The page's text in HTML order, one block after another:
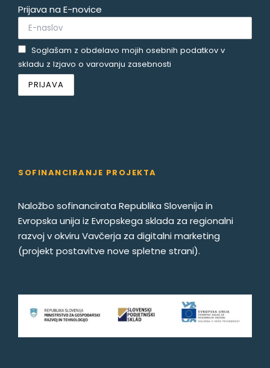
Prijava na E-novice
Soglašam z obdelavo mojih osebnih podatkov v
skladu z Izjavo o varovanju zasebnosti
SOFINANCIRANJE PROJEKTA
Naložbo sofinancirata Republika Slovenija in
Evropska unija iz Evropskega sklada za regionalni
razvoj v okviru Vavčerja za digitalni marketing
(projekt postavitve nove spletne strani).